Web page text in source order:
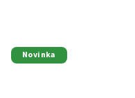
Novinka